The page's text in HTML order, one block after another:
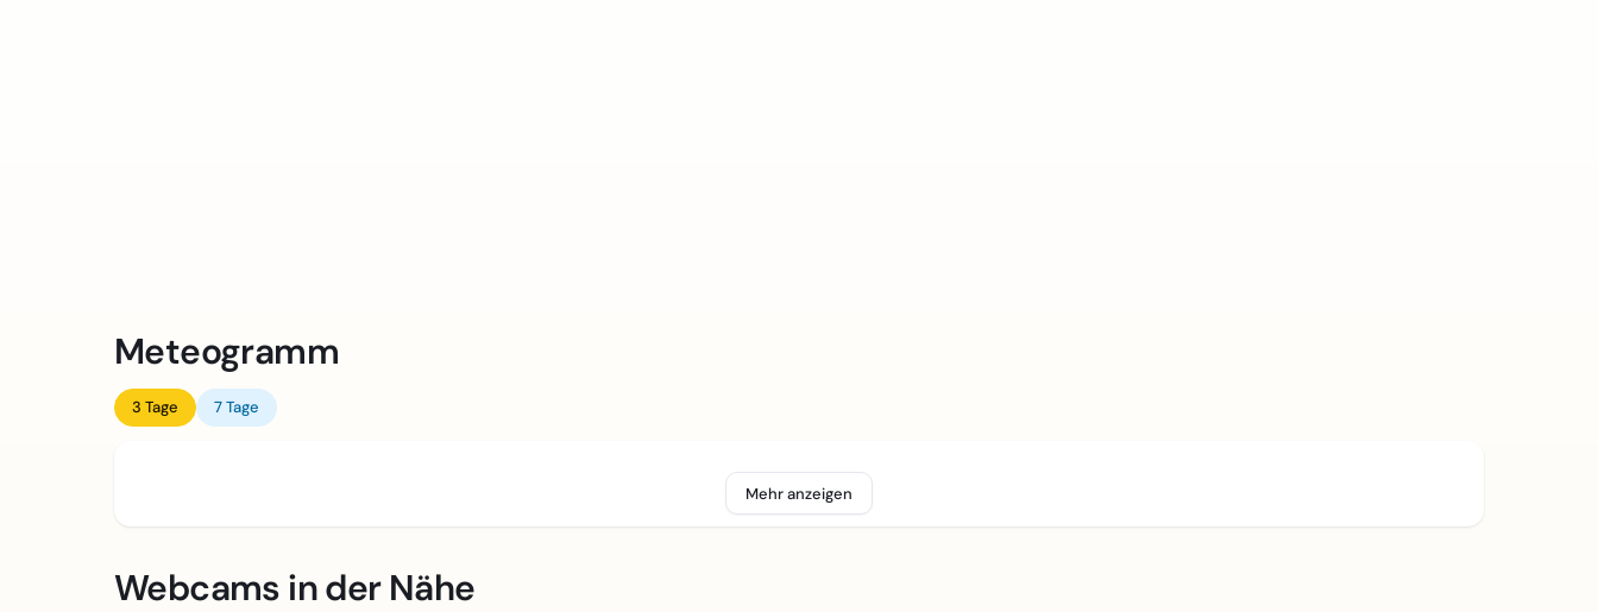
Meteogramm
3 Tage 7 Tage
Mehr anzeigen
Webcams in der Nähe